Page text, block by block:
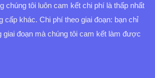
chúng tôi luôn cam kết chi phí là thấp nhất
cấp khác. Chi phí theo giai đoạn: bạn chỉ
giai đoạn mà chúng tôi cam kết làm được